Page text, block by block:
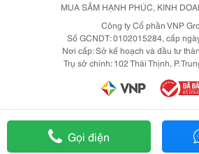
Gọi điện
MUA SẮM HẠNH PHÚC, KINH
Công ty Cổ phần VNP
Số GCNDT: 0102015284, cấp
Nơi cấp: Sở kế hoạch và đầu tư
Trụ sở chính: 102 Thái Thịnh, P.